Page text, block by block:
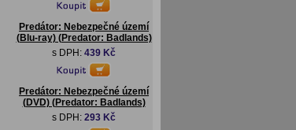
Predátor: Nebezpečné území
(Blu-ray) (Predator: Badlands)
s DPH: 439 Kč
Predátor: Nebezpečné území
(DVD) (Predator: Badlands)
s DPH: 293 Kč